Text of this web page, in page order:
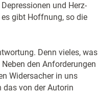
und Herz-
gibt Hoffnung, so die
Denn vieles, was
den Anforderungen
Widersacher in uns
das von der Autorin